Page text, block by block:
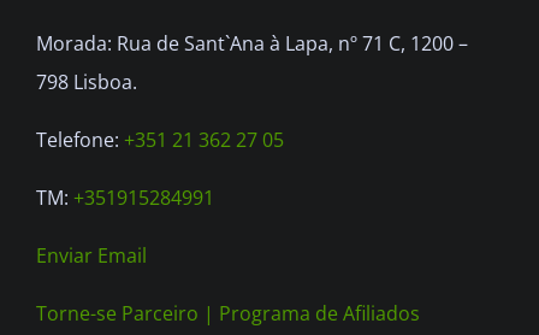
Morada: Rua de Sant`Ana à Lapa, nº 71 C, 1200 –
798 Lisboa.
Telefone: +351 21 362 27 05
TM: +351915284991
Enviar Email
Torne-se Parceiro | Programa de Afiliados